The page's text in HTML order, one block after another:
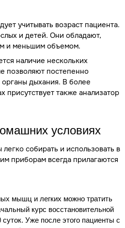
учитывать возраст пациента.
и детей. Они обладают,
и меньшим объемом.
наличие нескольких
позволяют постепенно
органы дыхания. В более
присутствует также анализатор
условиях
собирать и использовать в
приборам всегда прилагаются
мышц и легких можно тратить
курс восстановительной
суток. Уже после этого пациенты с